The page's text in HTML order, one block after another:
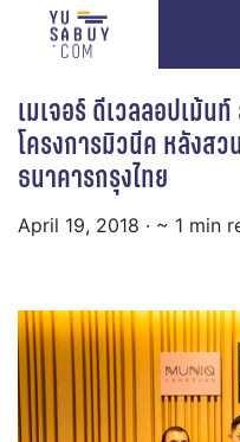
เมเจอร์ ดีเวลลอปเม้
โครงการมิวนีค หลังสวน
ธนาคารกรุงไทย
April 19, 2018 · ~ 1 min